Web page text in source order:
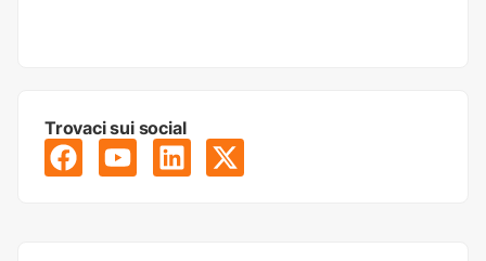
Trovaci sui social